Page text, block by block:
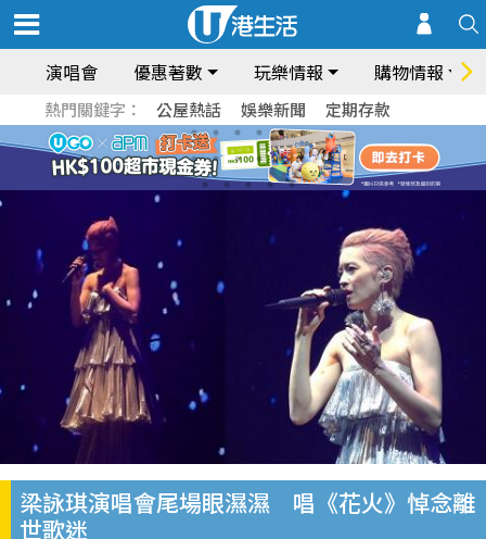
演唱會 優惠著數 玩樂情報 購物情報
熱門關鍵字： 公屋熱話 娛樂新聞 定期存款
梁詠琪演唱會尾場眼濕濕 唱《花火》悼念離
世歌迷